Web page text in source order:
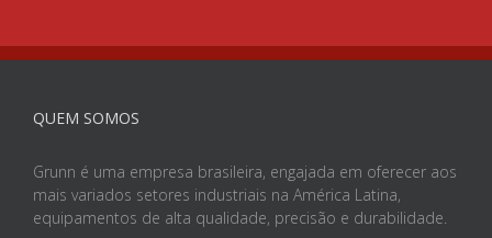
QUEM SOMOS
Grunn é uma empresa brasileira, engajada em oferecer aos
mais variados setores industriais na América Latina,
equipamentos de alta qualidade, precisão e durabilidade.